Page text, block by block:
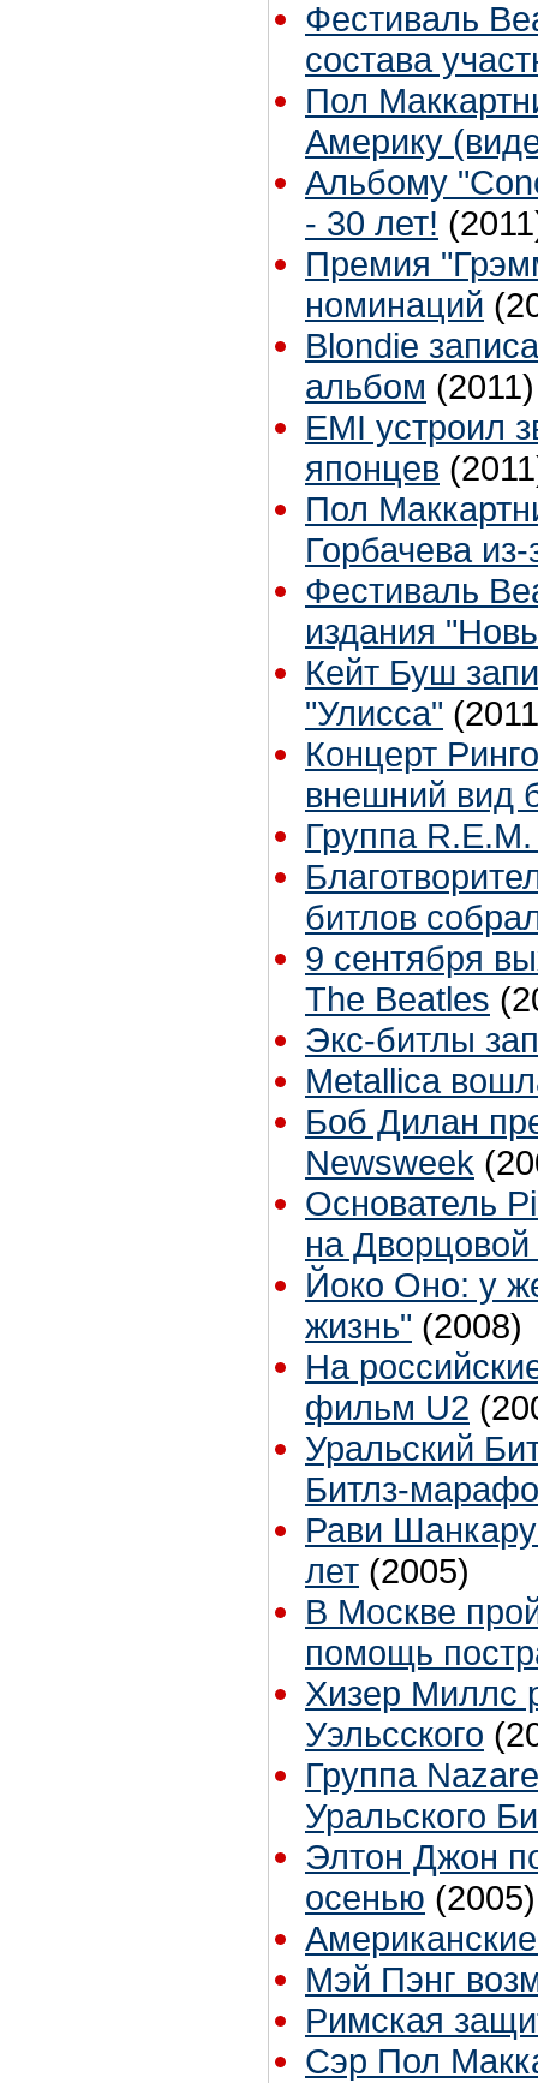
Фестиваль
состава
Пол
Америку
Альбому
- 30 лет!
Премия
номинаций
Blondie
альбом (2011)
EMI устроил
японцев
Пол
Горбачева
Фестиваль
издания
Кейт Буш
"Улисса"
Концерт
внешний вид
Группа
битлов
9 сентября
The Beatles
Экс-битлы
Metallica
Боб Дилан
Newsweek
Основатель
на
Йоко Оно: у
жизнь" (2008)
На
фильм U2
Уральский
Битлз-
Рави
лет (2005)
В Москве
помощь
Хизер Миллс
Уэльсского
Группа
Уральского
Элтон Джон
осенью (2005)
Мэй Пэнг
Римская
Сэр Пол